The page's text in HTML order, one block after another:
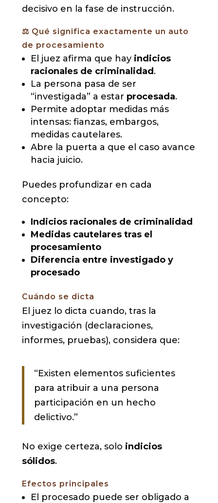
decisivo en la fase de instrucción.
⚖️ Qué significa exactamente un auto
de procesamiento
El juez afirma que hay indicios
racionales de criminalidad .
La persona pasa de ser
“investigada” a estar procesada.
Permite adoptar medidas más
intensas: fianzas, embargos,
medidas cautelares.
Abre la puerta a que el caso avance
hacia juicio.
Puedes profundizar en cada
concepto:
Indicios racionales de criminalidad
Medidas cautelares tras el
procesamiento
Diferencia entre investigado y
procesado
Cuándo se dicta
El juez lo dicta cuando, tras la
investigación (declaraciones,
informes, pruebas), considera que:
“Existen elementos suficientes
para atribuir a una persona
participación en un hecho
delictivo.”
No exige certeza, solo indicios
sólidos.
Efectos principales
El procesado puede ser obligado a